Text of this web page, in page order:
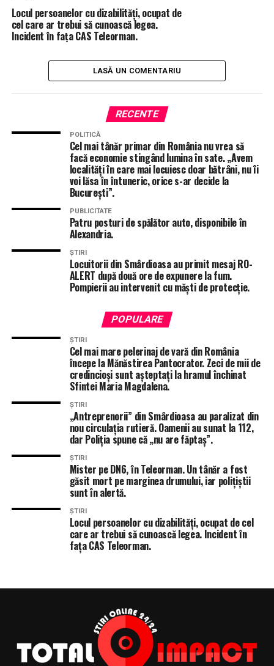
ÎNTÂMPLĂRI RECERENTE
PERCHEZITII ROMANIA
POLIȚIA ROMÂNĂ
STIRI ALEXANDRIA
STIRI TELEORMAN
URMĂTORUL ARTICOL
Pericol în Teleorman! O locomotivă și două vagoane
încărcate cu benzină au deraiat!
Tânăr motociclist ucis de neatenție pe o șosea din
Locul persoanelor cu dizabilități, ocupat de
cel care ar trebui să cunoască legea.
Incident în fața CAS Teleorman.
LASĂ UN COMENTARIU
RECENTE
POLITICĂ
Cel mai tânăr primar din România nu vrea să
facă economie stingând lumina în sate. „Avem
localități în care mai locuiesc doar bătrâni, nu îi
voi lăsa în întuneric, orice s-ar decide la
București”.
PUBLICITATE
Patru posturi de spălător auto, disponibile în
Alexandria.
ȘTIRI
Locuitorii din Smârdioasa au primit mesaj RO-
ALERT după două ore de expunere la fum.
Pompierii au intervenit cu măști de protecție.
POPULARE
ȘTIRI
Cel mai mare pelerinaj de vară din România
începe la Mănăstirea Pantocrator. Zeci de mii de
credincioși sunt așteptați la hramul închinat
Sfintei Maria Magdalena.
ȘTIRI
„Antreprenorii” din Smârdioasa au paralizat din
nou circulația rutieră. Oamenii au sunat la 112,
dar Poliția spune că „nu are făptaș”.
ȘTIRI
Mister pe DN6, în Teleorman. Un tânăr a fost
găsit mort pe marginea drumului, iar polițiștii
sunt în alertă.
ȘTIRI
Locul persoanelor cu dizabilități, ocupat de cel
care ar trebui să cunoască legea. Incident în
fața CAS Teleorman.